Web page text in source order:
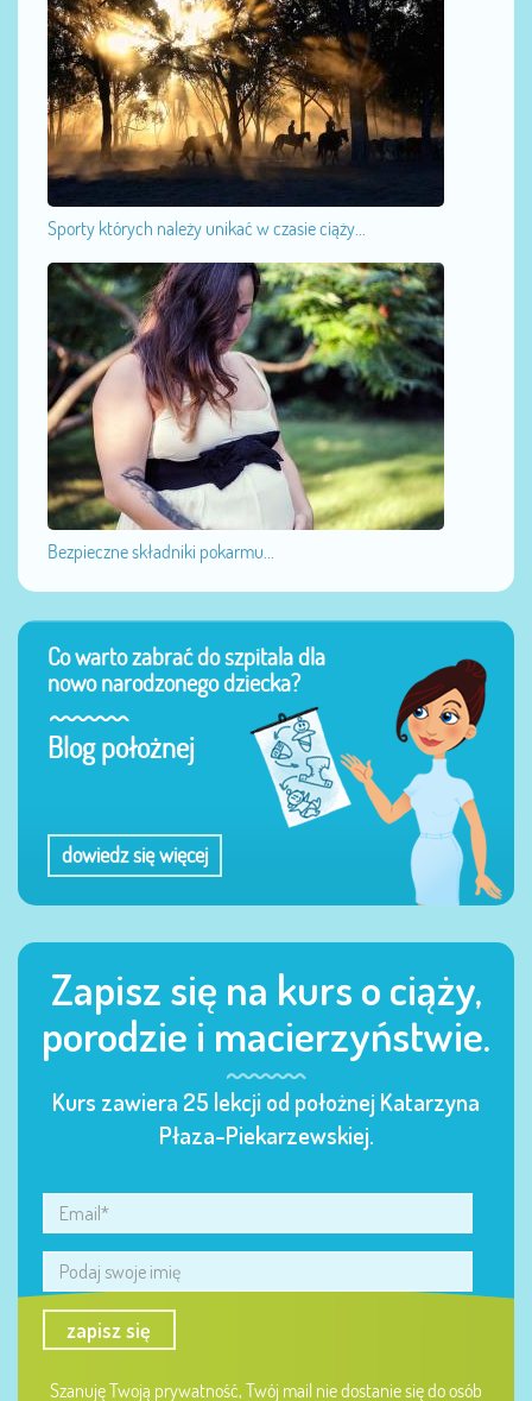
Sporty których należy unikać w czasie ciąży...
Bezpieczne składniki pokarmu...
Co warto zabrać do szpitala dla
nowo narodzonego dziecka?
Blog położnej
dowiedz się więcej
Zapisz się na kurs o ciąży,
porodzie i macierzyństwie.
Kurs zawiera 25 lekcji od położnej Katarzyna
Płaza-Piekarzewskiej.
zapisz się
Szanuję Twoją prywatność, Twój mail nie dostanie się do osób